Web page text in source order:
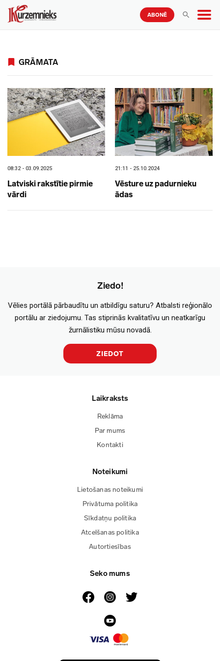
ABONĒ
GRĀMATA
08:32 - 03.09.2025
Latviski rakstītie pirmie
vārdi
21:11 - 25.10.2024
Vēsture uz padurnieku
ādas
Ziedo!
Vēlies portālā pārbaudītu un atbildīgu saturu? Atbalsti reģionālo
portālu ar ziedojumu. Tas stiprinās kvalitatīvu un neatkarīgu
žurnālistiku mūsu novadā.
ZIEDOT
Laikraksts
Reklāma
Par mums
Kontakti
Noteikumi
Lietošanas noteikumi
Privātuma politika
Sīkdatņu politika
Atcelšanas politika
Autortiesības
Seko mums